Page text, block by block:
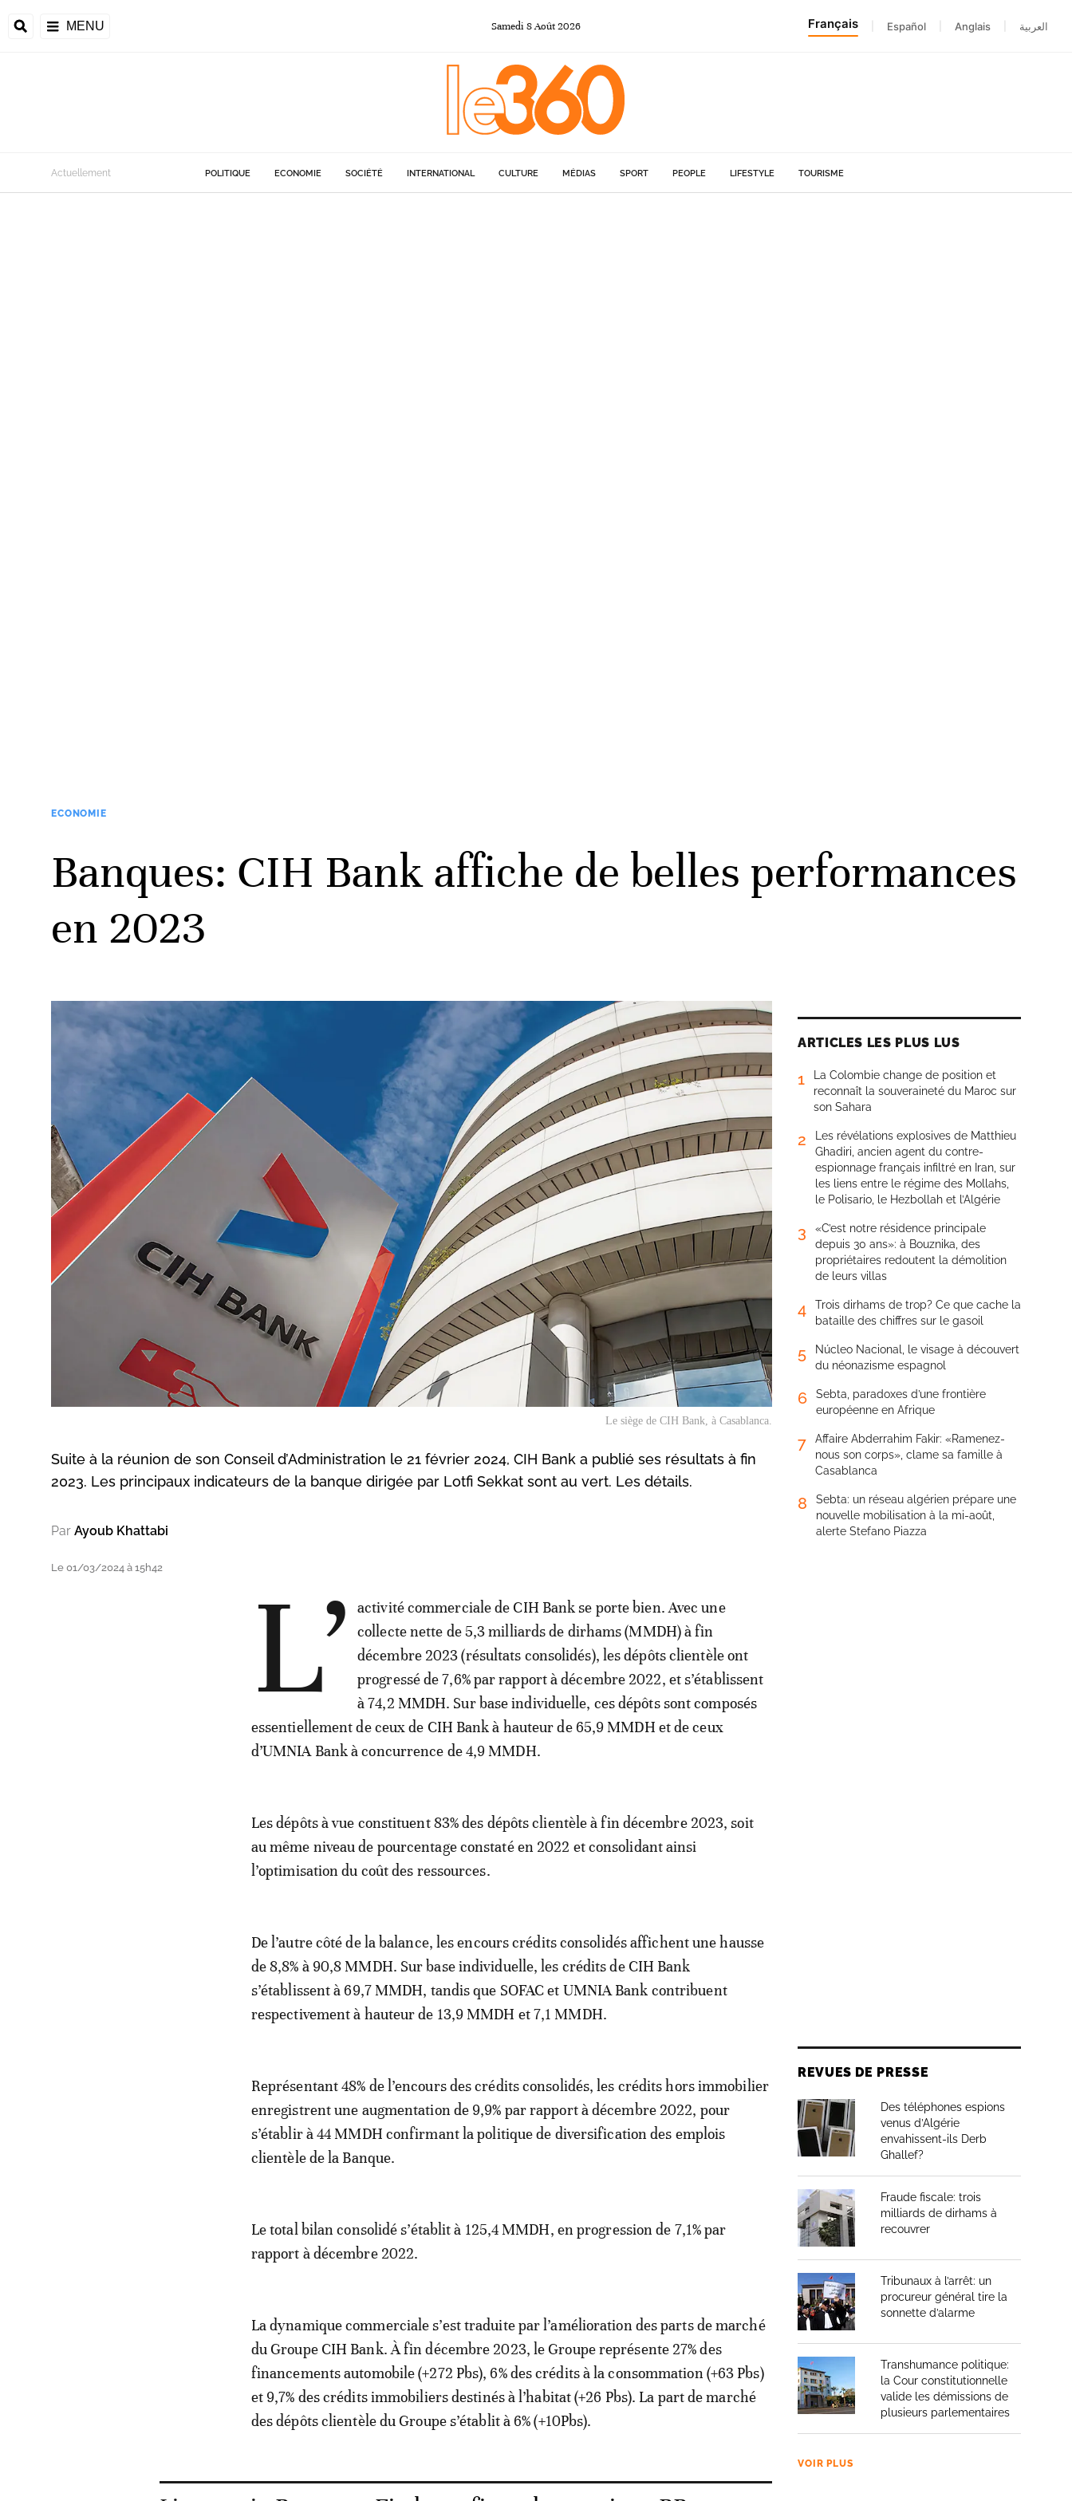
MENU Samedi 8Août2026 Français Español Anglais العربية
Actuellement POLITIQUE ECONOMIE SOCIÉTÉ INTERNATIONAL CULTURE MÉDIAS SPORT PEOPLE LIFESTYLE TOURISME
ECONOMIE
Banques: CIH Bank affiche de belles performances
en 2023
Le siège de CIH Bank, à Casablanca.
Suite à la réunion de son Conseil d’Administration le 21 février 2024, CIH Bank a publié ses résultats à fin
2023. Les principaux indicateurs de la banque dirigée par Lotfi Sekkat sont au vert. Les détails.
Par Ayoub Khattabi
Le 01/03/2024 à 15h42 L’
activité commerciale de CIH Bank se porte bien. Avec une
collecte nette de 5,3 milliards de dirhams (MMDH) à fin
décembre 2023 (résultats consolidés), les dépôts clientèle ont
progressé de 7,6% par rapport à décembre 2022, et s’établissent
à 74,2 MMDH. Sur base individuelle, ces dépôts sont composés
essentiellement de ceux de CIH Bank à hauteur de 65,9 MMDH et de ceux
d’UMNIA Bank à concurrence de 4,9 MMDH.
Les dépôts à vue constituent 83% des dépôts clientèle à fin décembre 2023, soit
au même niveau de pourcentage constaté en 2022 et consolidant ainsi
l’optimisation du coût des ressources.
De l’autre côté de la balance, les encours crédits consolidés affichent une hausse
de 8,8% à 90,8 MMDH. Sur base individuelle, les crédits de CIH Bank
s’établissent à 69,7 MMDH, tandis que SOFAC et UMNIA Bank contribuent
respectivement à hauteur de 13,9 MMDH et 7,1 MMDH.
Représentant 48% de l’encours des crédits consolidés, les crédits hors immobilier
enregistrent une augmentation de 9,9% par rapport à décembre 2022, pour
s’établir à 44 MMDH confirmant la politique de diversification des emplois
clientèle de la Banque.
Le total bilan consolidé s’établit à 125,4 MMDH, en progression de 7,1% par
rapport à décembre 2022.
La dynamique commerciale s’est traduite par l’amélioration des parts de marché
du Groupe CIH Bank. À fin décembre 2023, le Groupe représente 27% des
financements automobile (+272 Pbs), 6% des crédits à la consommation (+63 Pbs)
et 9,7% des crédits immobiliers destinés à l’habitat (+26 Pbs). La part de marché
des dépôts clientèle du Groupe s’établit à 6% (+10Pbs).
ARTICLES LES PLUS LUS
1
La Colombie change de position et
reconnaît la souveraineté du Maroc sur
son Sahara
2
Les révélations explosives de Matthieu
Ghadiri, ancien agent du contre-
espionnage français infiltré en Iran, sur
les liens entre le régime des Mollahs,
le Polisario, le Hezbollah et l’Algérie
3
«C’est notre résidence principale
depuis 30 ans»: à Bouznika, des
propriétaires redoutent la démolition
de leurs villas
4
Trois dirhams de trop? Ce que cache la
bataille des chiffres sur le gasoil
5
Núcleo Nacional, le visage à découvert
du néonazisme espagnol
6
Sebta, paradoxes d’une frontière
européenne en Afrique
7
Affaire Abderrahim Fakir: «Ramenez-
nous son corps», clame sa famille à
Casablanca
8
Sebta: un réseau algérien prépare une
nouvelle mobilisation à la mi-août,
alerte Stefano Piazza
REVUES DE PRESSE
Des téléphones espions
venus d’Algérie
envahissent-ils Derb
Ghallef?
Fraude fiscale: trois
milliards de dirhams à
recouvrer
Tribunaux à l’arrêt: un
procureur général tire la
sonnette d’alarme
Transhumance politique:
la Cour constitutionnelle
valide les démissions de
plusieurs parlementaires
VOIR PLUS